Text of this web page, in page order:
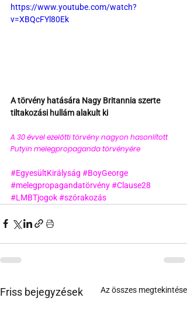
https://www.youtube.com/watch?
v=XBQcFYl80Ek
A törvény hatására Nagy Britannia szerte
tiltakozási hullám alakult ki
A 30 évvel ezelőtti törvény nagyon hasonlított
Putyin melegpropaganda törvényére
#EgyesültKirályság #BoyGeorge
#melegpropagandatörvény#Clause28
#LMBTjogok#szórakozás
Friss bejegyzések Az összes megtekintése